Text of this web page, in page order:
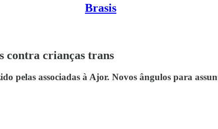
Brasis
contra crianças trans
pelas associadas à Ajor. Novos ângulos para